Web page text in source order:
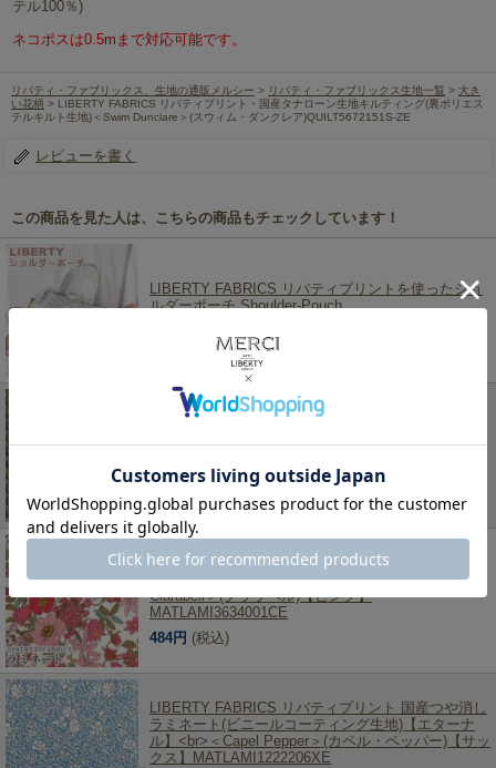
テル100％)
ネコポスは0.5mまで対応可能です。
リバティ・ファブリックス、生地の通販メルシー > リバティ・ファブリックス生地一覧 > 大き
い花柄 > LIBERTY FABRICS リバティプリント・国産タナローン生地キルティング(裏ポリエス
テルキルト生地)＜Swim Dunclare＞(スウィム・ダンクレア)QUILT5672151S-ZE
レビューを書く
この商品を見た人は、こちらの商品もチェックしています！
LIBERTY FABRICS リバティプリントを使ったショ
ルダーポーチ Shoulder-Pouch
【BEST OF MORRISキルティング】moda
アムモリス シーチングキルティング生地<br>＜
ー)＞8217-18Q
308円 (税込)
LIBERTY FABRICS リバティプリント 国産つや消し
ラミネート(ビニールコーティング生地)<br>＜
Clarabell＞(クララベル)【ピンク】
MATLAMI3634001CE
484円 (税込)
LIBERTY FABRICS リバティプリント 国産つや消し
ラミネート(ビニールコーティング生地)【エターナ
ル】<br>＜Capel Pepper＞(カペル・ペッパー)【サッ
クス】MATLAMI1222206XE